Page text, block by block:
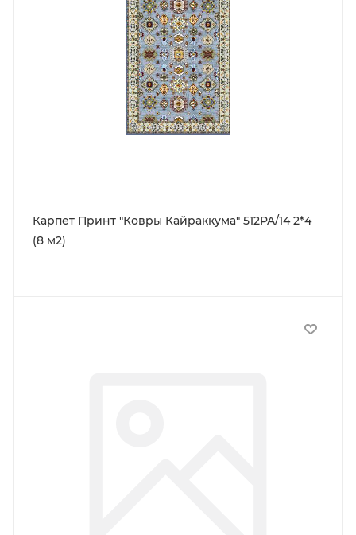
Карпет Принт "Ковры Кайраккума" 512PA/14 2*4
(8 м2)